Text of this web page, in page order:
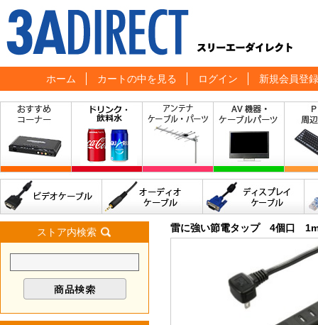
ホーム カートの中を見る ログイン 新規会員登録
ストア内検索 雷に強い節電タップ 4個口